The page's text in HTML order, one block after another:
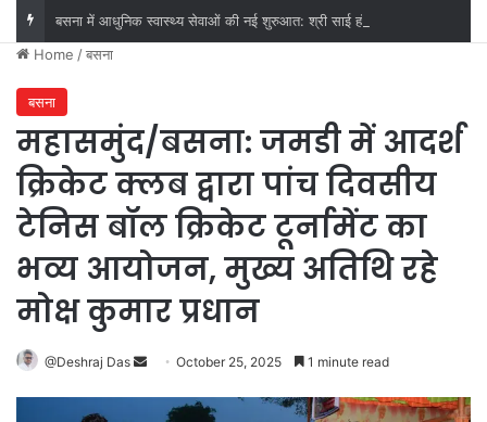
Home /बसना
बसना
महासमुंद/बसना: जमडी में आदर्श
क्रिकेट क्लब द्वारा पांच दिवसीय
टेनिस बॉल क्रिकेट टूर्नामेंट का
भव्य आयोजन, मुख्य अतिथि रहे
मोक्ष कुमार प्रधान
@Deshraj Das
Send
email
October 25, 2025 1 minute read